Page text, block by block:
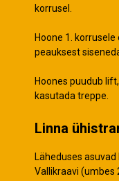
korrusel.
Hoone 1.
peauksest
Hoones puudub
kasutada treppe.
Linna
Läheduses
Vallikraavi (umbes